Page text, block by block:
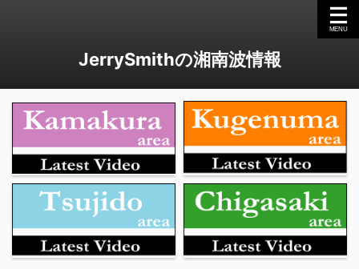
JerrySmithの湘南波情報